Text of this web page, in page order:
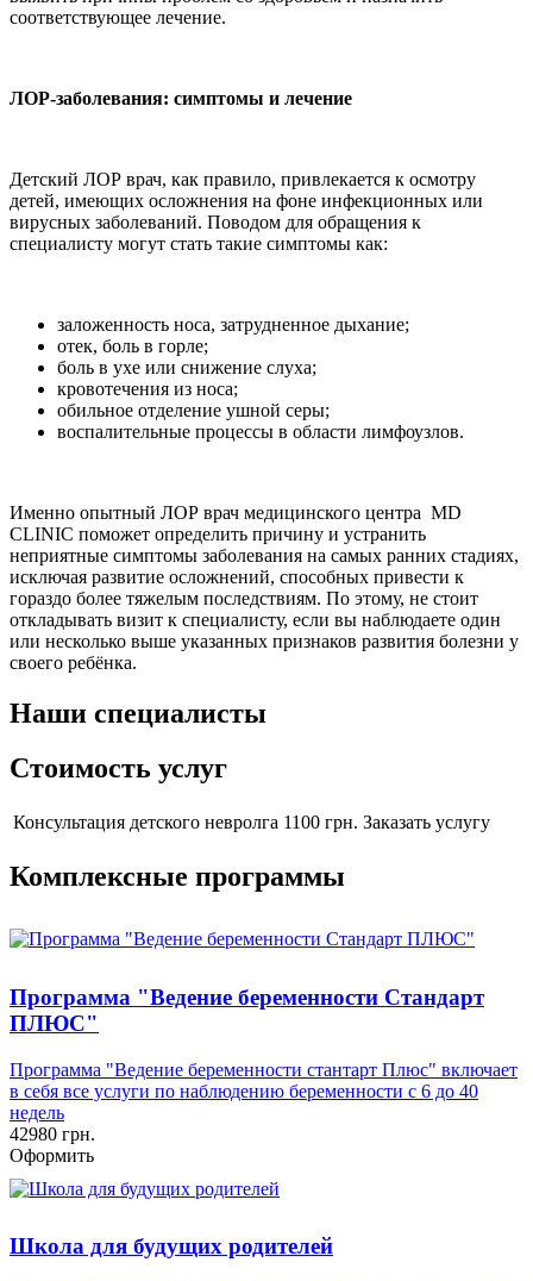
соответствующее лечение.
ЛОР-заболевания: симптомы и лечение
Детский ЛОР врач, как правило, привлекается к осмотру
детей, имеющих осложнения на фоне инфекционных или
вирусных заболеваний. Поводом для обращения к
специалисту могут стать такие симптомы как:
заложенность носа, затрудненное дыхание;
отек, боль в горле;
боль в ухе или снижение слуха;
кровотечения из носа;
обильное отделение ушной серы;
воспалительные процессы в области лимфоузлов.
Именно опытный ЛОР врач медицинского центра MD
CLINIC поможет определить причину и устранить
неприятные симптомы заболевания на самых ранних стадиях,
исключая развитие осложнений, способных привести к
гораздо более тяжелым последствиям. По этому, не стоит
откладывать визит к специалисту, если вы наблюдаете один
или несколько выше указанных признаков развития болезни у
своего ребёнка.
Наши специалисты
Стоимость услуг
Консультация детского невролга 1100 грн. Заказать услугу
Комплексные программы
Программа "Ведение беременности Стандарт
ПЛЮС"
Программа "Ведение беременности стантарт Плюс" включает
в себя все услуги по наблюдению беременности с 6 до 40
недель
42980 грн.
Оформить
Школа для будущих родителей